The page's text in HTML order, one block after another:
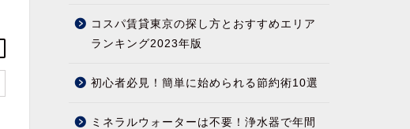
コスパ賃貸東京の探し方とおすすめエリア
ランキング2023年版
初心者必見！簡単に始められる節約術10選
ミネラルウォーターは不要！浄水器で年間